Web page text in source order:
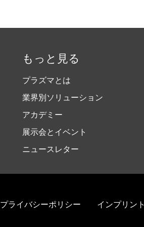
もっと見る
プラズマとは
業界別ソリューション
アカデミー
展示会とイベント
ニュースレター
プライバシーポリシー インプリント